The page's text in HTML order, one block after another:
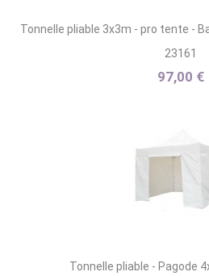
Tonnelle pliable 3x3m - pro tente -
23161
97,00 €
Tonnelle pliable - Pagode